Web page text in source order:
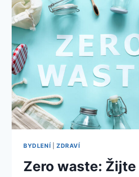
BYDLENÍ ZDRAVÍ
Zero waste: Žijte